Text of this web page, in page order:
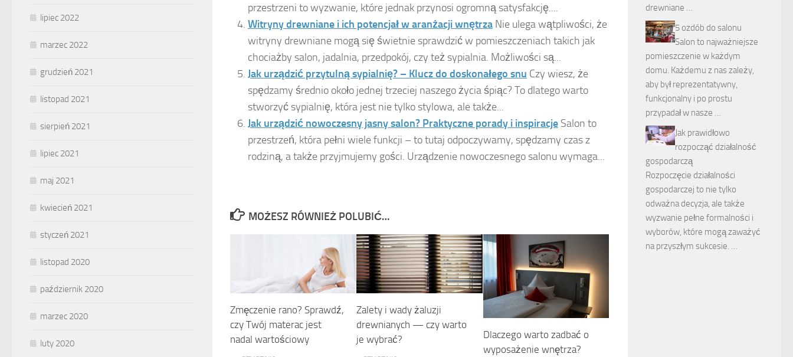
przestrzeni to wyzwanie, które jednak przynosi ogromną satysfakcję....
Witryny drewniane i ich potencjał w aranżacji wnętrza Nie ulega wątpliwości, że
witryny drewniane mogą się świetnie sprawdzić w pomieszczeniach takich jak
chociażby salon, jadalnia, przedpokój, czy też sypialnia. Możliwości są...
Jak urządzić przytulną sypialnię? – Klucz do doskonałego snu Czy wiesz, że
spędzamy średnio około jednej trzeciej naszego życia śpiąc? To dlatego warto
stworzyć sypialnię, która jest nie tylko stylowa, ale także...
Jak urządzić nowoczesny jasny salon? Praktyczne porady i inspiracje Salon to
przestrzeń, która pełni wiele funkcji – to tutaj odpoczywamy, spędzamy czas z
rodziną, a także przyjmujemy gości. Urządzenie nowoczesnego salonu wymaga...
MOŻESZ RÓWNIEŻ POLUBIĆ…
Zmęczenie rano? Sprawdź,
czy Twój materac jest
nadal wartościowy
Zalety i wady żaluzji
drewnianych — czy warto
je wybrać?
Dlaczego warto zadbać o
wyposażenie wnętrza?
lipiec 2022
marzec 2022
grudzień 2021
listopad 2021
sierpień 2021
lipiec 2021
maj 2021
kwiecień 2021
styczeń 2021
listopad 2020
październik 2020
marzec 2020
luty 2020
drewniane …
5 ozdób do salonu
Salon to najważniejsze
pomieszczenie w każdym
domu. Każdemu z nas zależy,
aby był reprezentatywny,
funkcjonalny i po prostu
przypadał w nasze …
Jak prawidłowo
rozpocząć działalność
gospodarczą
Rozpoczęcie działalności
gospodarczej to nie tylko
odważna decyzja, ale także
wyzwanie pełne formalności i
wyborów, które mogą zaważyć
na przyszłym sukcesie. …